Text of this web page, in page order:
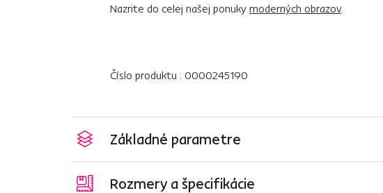
Nazrite do celej našej ponuky moderných obrazov.
Číslo produktu : 0000245190
Základné parametre
Rozmery a špecifikácie